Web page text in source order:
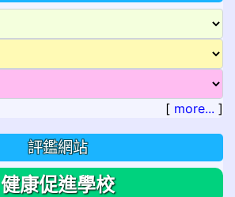
[ more... ]
評鑑網站
健康促進學校